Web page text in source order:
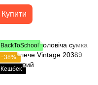
Купити
BackToSchool
−38%
Кешбек